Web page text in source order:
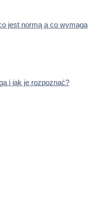
jest normą a co wymaga
i jak je rozpoznać?